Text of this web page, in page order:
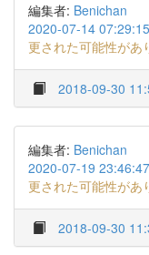
編集者: Benichan
2020-07-14 07:29:15
更された可能性があ
2018-09-30
編集者: Benichan
2020-07-19 23:46:47
更された可能性があ
2018-09-30